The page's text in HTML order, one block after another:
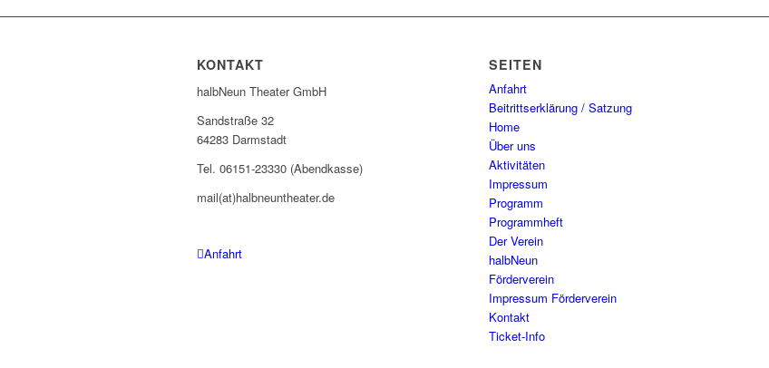
KONTAKT
halbNeun Theater GmbH
Sandstraße 32
64283 Darmstadt
Tel. 06151-23330 (Abendkasse)
mail(at)halbneuntheater.de
Anfahrt
SEITEN
Anfahrt
Beitrittserklärung / Satzung
Home
Über uns
Aktivitäten
Impressum
Programm
Programmheft
Der Verein
halbNeun
Förderverein
Impressum Förderverein
Kontakt
Ticket-Info